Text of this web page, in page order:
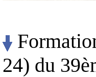
24) du